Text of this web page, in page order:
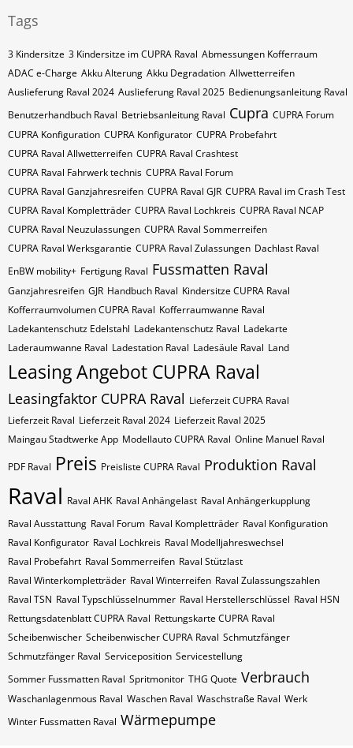
Tags
3 Kindersitze 3 Kindersitze im CUPRA Raval Abmessungen Kofferraum
ADAC e-Charge Akku Alterung Akku Degradation Allwetterreifen
Auslieferung Raval 2024 Auslieferung Raval 2025 Bedienungsanleitung Raval
Benutzerhandbuch Raval Betriebsanleitung Raval Cupra CUPRA Forum
CUPRA Konfiguration CUPRA Konfigurator CUPRA Probefahrt
CUPRA Raval Allwetterreifen CUPRA Raval Crashtest
CUPRA Raval Fahrwerk technis CUPRA Raval Forum
CUPRA Raval Ganzjahresreifen CUPRA Raval GJR CUPRA Raval im Crash Test
CUPRA Raval Kompletträder CUPRA Raval Lochkreis CUPRA Raval NCAP
CUPRA Raval Neuzulassungen CUPRA Raval Sommerreifen
CUPRA Raval Werksgarantie CUPRA Raval Zulassungen Dachlast Raval
EnBW mobility+ Fertigung Raval Fussmatten Raval
Ganzjahresreifen GJR Handbuch Raval Kindersitze CUPRA Raval
Kofferraumvolumen CUPRA Raval Kofferraumwanne Raval
Ladekantenschutz Edelstahl Ladekantenschutz Raval Ladekarte
Laderaumwanne Raval Ladestation Raval Ladesäule Raval Land
Leasing Angebot CUPRA Raval
Leasingfaktor CUPRA Raval Lieferzeit CUPRA Raval
Lieferzeit Raval Lieferzeit Raval 2024 Lieferzeit Raval 2025
Maingau Stadtwerke App Modellauto CUPRA Raval Online Manuel Raval
PDF Raval Preis Preisliste CUPRA Raval Produktion Raval
Raval Raval AHK Raval Anhängelast Raval Anhängerkupplung
Raval Ausstattung Raval Forum Raval Kompletträder Raval Konfiguration
Raval Konfigurator Raval Lochkreis Raval Modelljahreswechsel
Raval Probefahrt Raval Sommerreifen Raval Stützlast
Raval Winterkompletträder Raval Winterreifen Raval Zulassungszahlen
Raval​​​​ TSN Raval​​​​ Typschlüsselnummer Raval​​​​​ Herstellerschlüssel Raval​​​​​ HSN
Rettungsdatenblatt CUPRA Raval Rettungskarte CUPRA Raval
Scheibenwischer Scheibenwischer CUPRA​ Raval Schmutzfänger
Schmutzfänger Raval Serviceposition Servicestellung
Sommer Fussmatten Raval Spritmonitor THG Quote Verbrauch
Waschanlagenmous Raval Waschen Raval Waschstraße Raval Werk
Winter Fussmatten Raval Wärmepumpe